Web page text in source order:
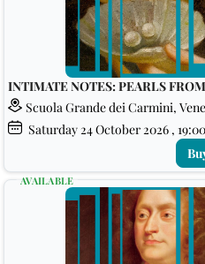
INTIMATE NOTES: PEARLS
Scuola Grande dei Carmini,
Saturday24October 2026 ,
AVAILABLE